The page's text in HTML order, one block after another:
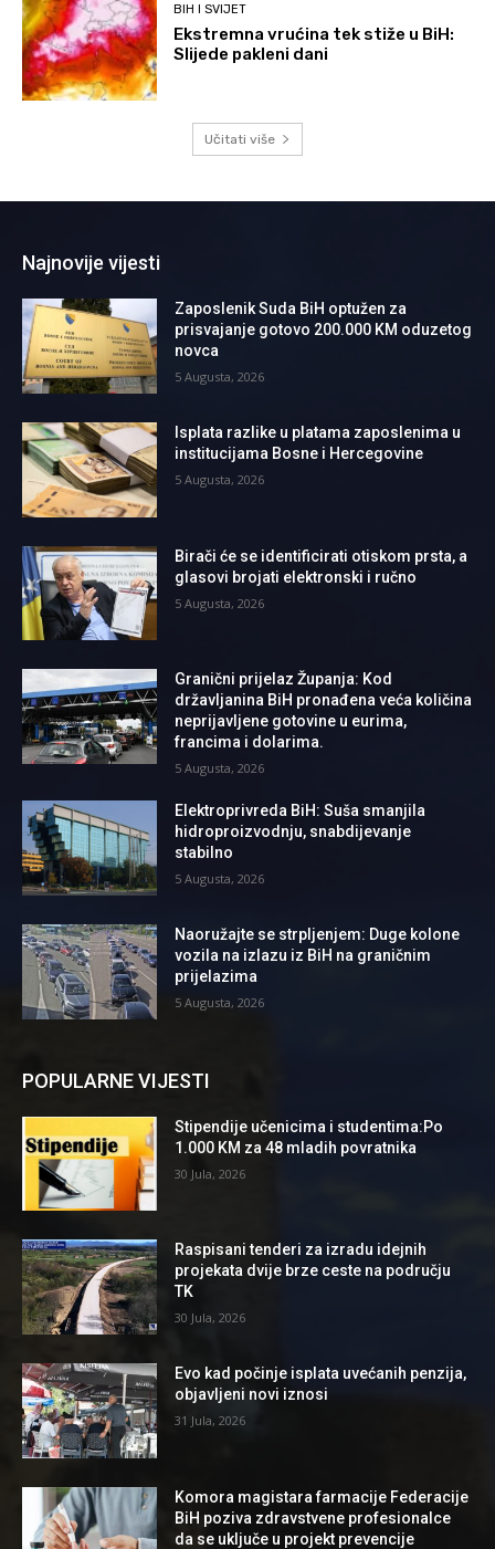
BIH I SVIJET
Ekstremna vrućina tek stiže u BiH:
Slijede pakleni dani
Učitati više
Najnovije vijesti
Zaposlenik Suda BiH optužen za
prisvajanje gotovo 200.000 KM oduzetog
novca
5 Augusta, 2026
Isplata razlike u platama zaposlenima u
institucijama Bosne i Hercegovine
5 Augusta, 2026
Birači će se identificirati otiskom prsta, a
glasovi brojati elektronski i ručno
5 Augusta, 2026
Granični prijelaz Županja: Kod
državljanina BiH pronađena veća količina
neprijavljene gotovine u eurima,
francima i dolarima.
5 Augusta, 2026
Elektroprivreda BiH: Suša smanjila
hidroproizvodnju, snabdijevanje
stabilno
5 Augusta, 2026
Naoružajte se strpljenjem: Duge kolone
vozila na izlazu iz BiH na graničnim
prijelazima
5 Augusta, 2026
POPULARNE VIJESTI
Stipendije učenicima i studentima:Po
1.000 KM za 48 mladih povratnika
30 Jula, 2026
Raspisani tenderi za izradu idejnih
projekata dvije brze ceste na području
TK
30 Jula, 2026
Evo kad počinje isplata uvećanih penzija,
objavljeni novi iznosi
31 Jula, 2026
Komora magistara farmacije Federacije
BiH poziva zdravstvene profesionalce
da se uključe u projekt prevencije